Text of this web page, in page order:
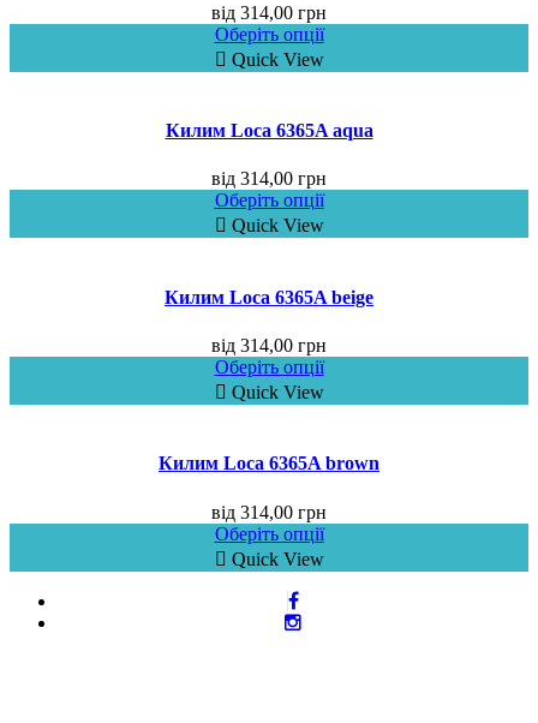
від 314,00 грн
Оберіть опції
Quick View
Килим Loca 6365A aqua
від 314,00 грн
Оберіть опції
Quick View
Килим Loca 6365A beige
від 314,00 грн
Оберіть опції
Quick View
Килим Loca 6365A brown
від 314,00 грн
Оберіть опції
Quick View